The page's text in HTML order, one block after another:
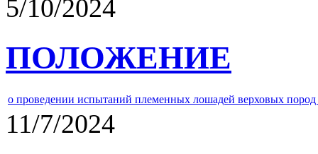
5/10/2024
ПОЛОЖЕНИЕ
о проведении испытаний племенных лошадей верховых
11/7/2024